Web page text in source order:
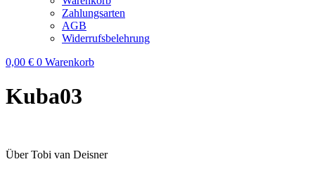
Zahlungsarten
AGB
Widerrufsbelehrung
0,00 € 0 Warenkorb
Kuba03
Über Tobi van Deisner